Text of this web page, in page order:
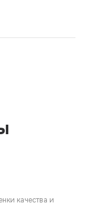
качества и